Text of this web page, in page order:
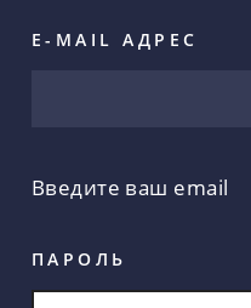
E-MAIL АДРЕС
Введите ваш email
ПАРОЛЬ